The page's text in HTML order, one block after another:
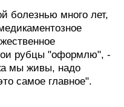
болезнью много лет,
рубцы "оформлю", -
мы живы, надо
самое главное".